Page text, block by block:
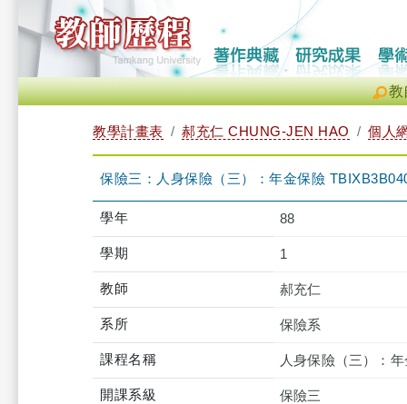
教
教學計畫表 郝充仁 CHUNG-JEN HAO 個人
保險三：人身保險（三）：年金保險
學年 88
學期 1
教師 郝充仁
系所 保險系
課程名稱 人身保險（三）：
開課系級 保險三